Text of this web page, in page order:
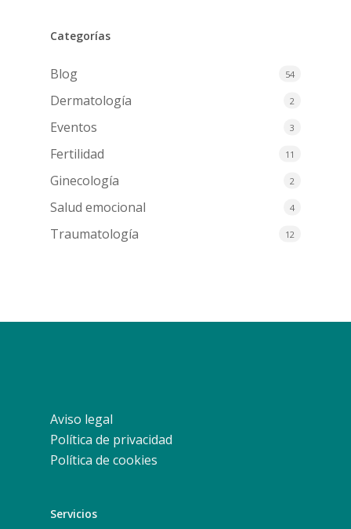
Categorías
Blog 54
Dermatología 2
Eventos 3
Fertilidad 11
Ginecología 2
Salud emocional 4
Traumatología 12
Aviso legal
Política de privacidad
Política de cookies
Servicios